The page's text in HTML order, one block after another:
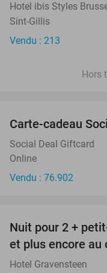
Hotel ibis Styles
Sint-Gillis
Vendu : 213
Hors
Carte-cadeau
Social Deal Giftcard
Online
Vendu : 76.902
Nuit pour 2 +
et plus encore au
Hotel Gravensteen